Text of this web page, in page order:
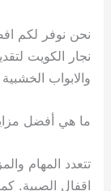
نحن نوفر لكم
نجار الكويت
والابواب
ما هي أفضل
تتعدد المهام
اقفال الصبية.